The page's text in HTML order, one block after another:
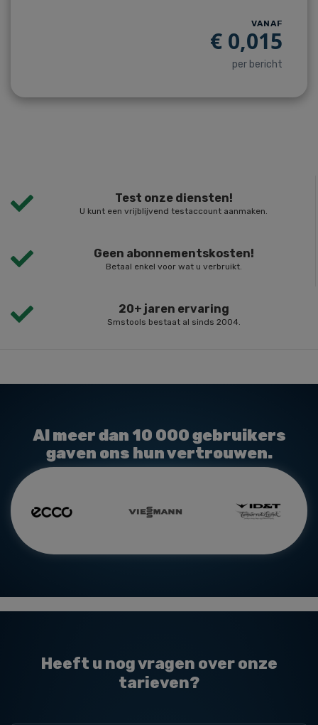
VANAF
€ 0,015
per bericht
Test onze diensten!
U kunt een vrijblijvend testaccount aanmaken.
Geen abonnementskosten!
Betaal enkel voor wat u verbruikt.
20+ jaren ervaring
Smstools bestaat al sinds 2004.
Al meer dan 10 000gebruikers
gaven ons hun vertrouwen.
Heeft u nog vragen over onze
tarieven?